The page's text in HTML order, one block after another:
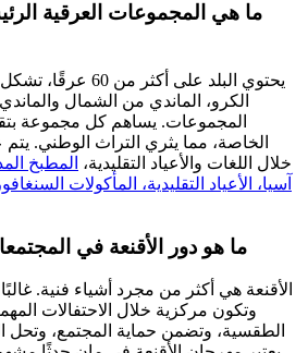
ما هي المجموعات العرقية
يحتوي البلد على
الكرو، الماندي من الشمال
المجموعات. يساهم كل مجموعة
الخاصة، مما يثري التراث الوطني.
خلال اللغات والأعياد التقليدية، المطبخ
آسيا، الأعياد التقليدية، المأكولات
ما هو دور الأقنعة في
الأقنعة هي أكثر من مجرد أشياء فنية.
وتكون مركزية خلال الاحتفالات
الطقسية، وتضمن حماية المجتمع، وتحل